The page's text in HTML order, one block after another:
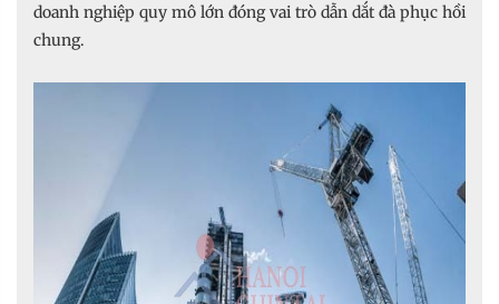
doanh nghiệp quy mô lớn đóng vai trò dẫn dắt đà phục hồi
chung.